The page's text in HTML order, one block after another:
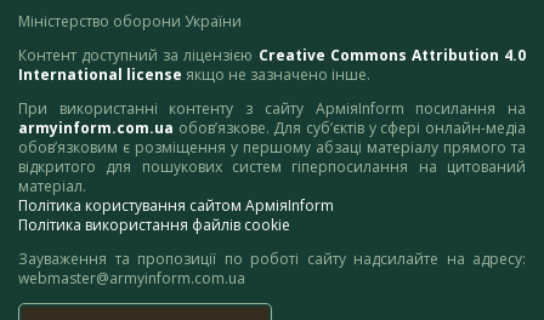
Міністерство оборони України
Контент доступний за ліцензією Creative Commons Attribution 4.0
International license якщо не зазначено інше.
При використанні контенту з сайту АрміяInform посилання на
armyinform.com.ua обов’язкове. Для суб’єктів у сфері онлайн-медіа
обов’язковим є розміщення у першому абзаці матеріалу прямого та
відкритого для пошукових систем гіперпосилання на цитований
матеріал.
Політика користування сайтом АрміяInform
Політика використання файлів cookie
Зауваження та пропозиції по роботі сайту надсилайте на адресу:
webmaster@armyinform.com.ua